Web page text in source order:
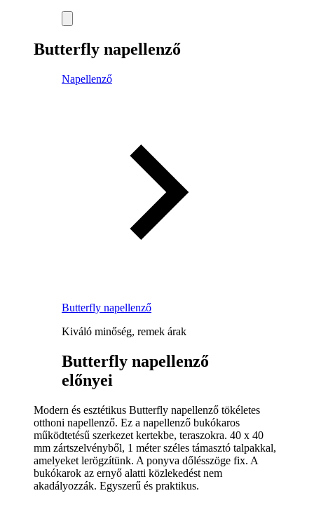
Butterfly napellenző
Napellenző
Butterfly napellenző
Kiváló minőség, remek árak
Butterfly napellenző
előnyei
Modern és esztétikus Butterfly napellenző tökéletes
otthoni napellenző. Ez a napellenző bukókaros
működtetésű szerkezet kertekbe, teraszokra. 40 x 40
mm zártszelvényből, 1 méter széles támasztó talpakkal,
amelyeket lerögzítünk. A ponyva dőlésszöge fix. A
bukókarok az ernyő alatti közlekedést nem
akadályozzák. Egyszerű és praktikus.